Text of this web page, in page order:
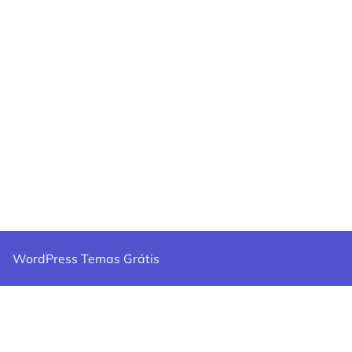
WordPress Temas Grátis